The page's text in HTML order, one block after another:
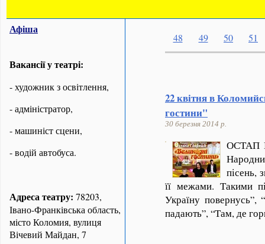
Афіша
Вакансії у театрі:
- художник з освітлення,
- адміністратор,
- машиніст сцени,
- водій автобуса.
Адреса театру: 78203,
Івано-Франківська область,
місто Коломия, вулиця
Вічевий Майдан, 7
48 49 50 51
22 квітня в
гостини"
30 березня 2014 р.
ОСТАП
пісень,
її межами. Такими
Україну повернусь”,
падають”, “Там, де